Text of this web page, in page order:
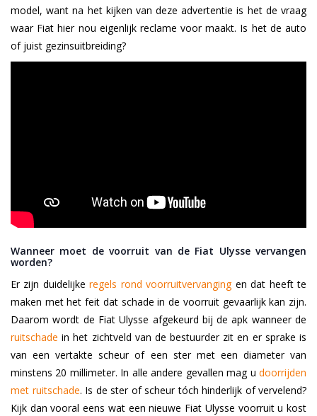
model, want na het kijken van deze advertentie is het de vraag
waar Fiat hier nou eigenlijk reclame voor maakt. Is het de auto
of juist gezinsuitbreiding?
Wanneer moet de voorruit van de Fiat Ulysse vervangen
worden?
Er zijn duidelijkeregels rond voorruitvervangingen dat heeft te
maken met het feit dat schade in de voorruit gevaarlijk kan zijn.
Daarom wordt de Fiat Ulysse afgekeurd bij de apk wanneer de
ruitschade in het zichtveld van de bestuurder zit en er sprake is
van een vertakte scheur of een ster met een diameter van
minstens 20 millimeter. In alle andere gevallen mag u doorrijden
met ruitschade. Is de ster of scheur tóch hinderlijk of vervelend?
Kijk dan vooral eens wat een nieuwe Fiat Ulysse voorruit u kost